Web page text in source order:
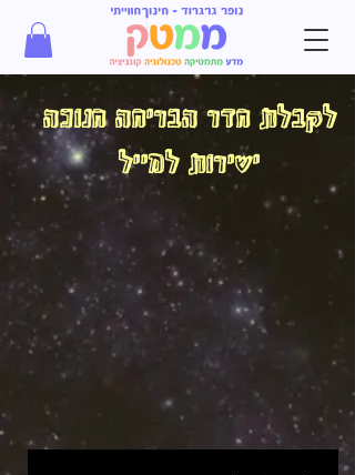
לקבלת חדר הבריחה חנוכה
ישירות למייל